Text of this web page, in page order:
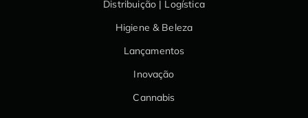
Distribuição | Logística
Higiene & Beleza
Lançamentos
Inovação
Cannabis